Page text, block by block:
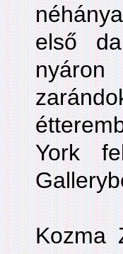
első
York
Kozma